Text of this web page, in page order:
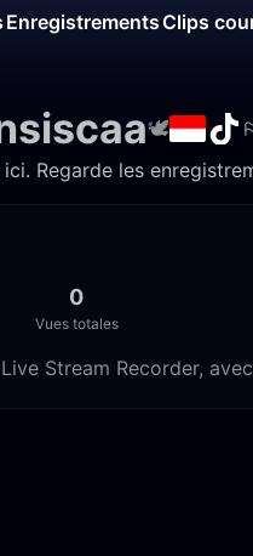
EnregistrementsClips
🕊️
Regarde les
0
Vues totales
Stream Recorder,